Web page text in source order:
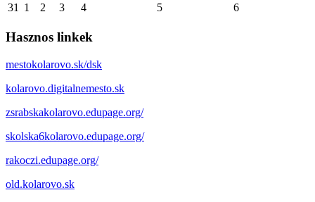
31
1 2 3 4 5 6
Hasznos linkek
mestokolarovo.sk/dsk
kolarovo.digitalnemesto.sk
zsrabskakolarovo.edupage.org/
skolska6kolarovo.edupage.org/
rakoczi.edupage.org/
old.kolarovo.sk